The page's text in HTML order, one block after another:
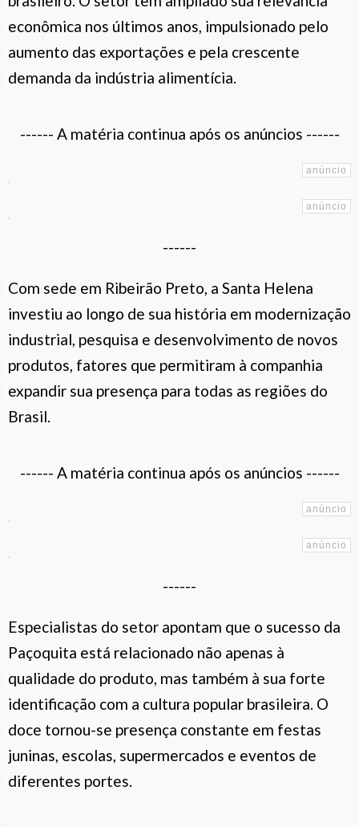
econômica nos últimos anos, impulsionado pelo
aumento das exportações e pela crescente
demanda da indústria alimentícia.
------ A matéria continua após os anúncios ------
------
Com sede em Ribeirão Preto, a Santa Helena
investiu ao longo de sua história em modernização
industrial, pesquisa e desenvolvimento de novos
produtos, fatores que permitiram à companhia
expandir sua presença para todas as regiões do
Brasil.
------ A matéria continua após os anúncios ------
------
Especialistas do setor apontam que o sucesso da
Paçoquita está relacionado não apenas à
qualidade do produto, mas também à sua forte
identificação com a cultura popular brasileira. O
doce tornou-se presença constante em festas
juninas, escolas, supermercados e eventos de
diferentes portes.